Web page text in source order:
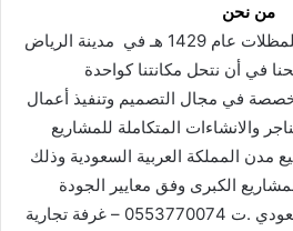
من نحن
تاسست مؤسسة الرياض للمظلات عام 1429 هـ في مدينة الرياض
في أن نتحل مكانتنا كواحدة
في مجال التصميم وتنفيذ أعمال
والانشاءات المتكاملة للمشاريع
مدن المملكة العربية السعودية وذلك
الكبرى وفق معايير الجودة
– غرفة تجارية